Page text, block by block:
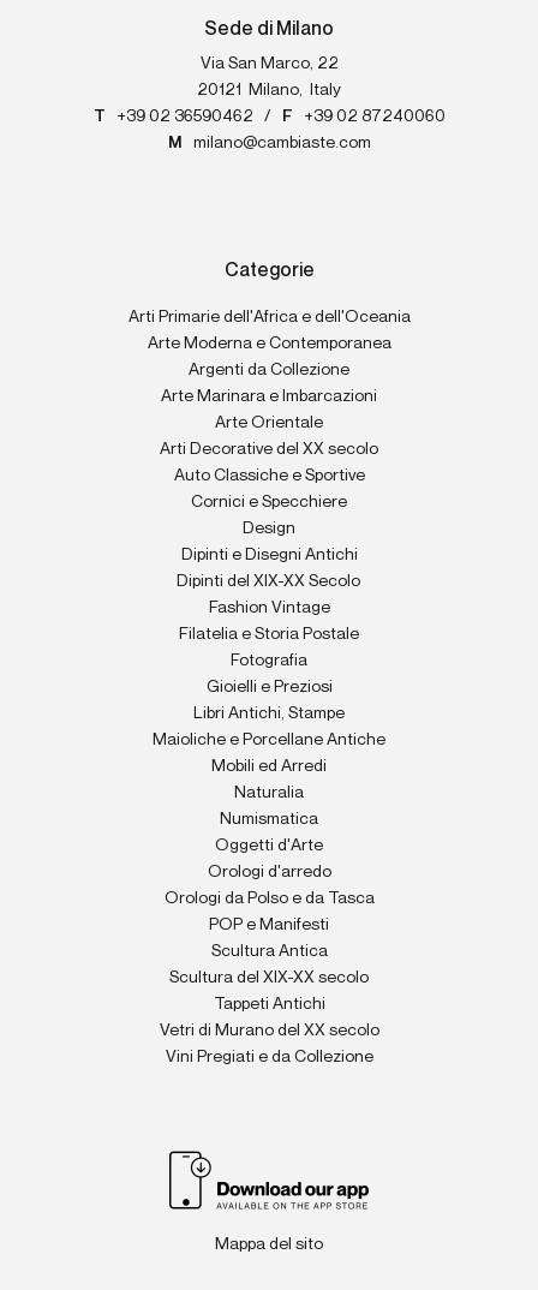
Sede di Milano
Via San Marco, 22
20121
Milano
Italy
T
+39 02 36590462 / F
+39 02 87240060
M
milano@cambiaste.com
Categorie
Arti Primarie dell'Africa e dell'Oceania
Arte Moderna e Contemporanea
Argenti da Collezione
Arte Marinara e Imbarcazioni
Arte Orientale
Arti Decorative del XX secolo
Auto Classiche e Sportive
Cornici e Specchiere
Design
Dipinti e Disegni Antichi
Dipinti del XIX-XX Secolo
Fashion Vintage
Filatelia e Storia Postale
Fotografia
Gioielli e Preziosi
Libri Antichi, Stampe
Maioliche e Porcellane Antiche
Mobili ed Arredi
Naturalia
Numismatica
Oggetti d'Arte
Orologi d'arredo
Orologi da Polso e da Tasca
POP e Manifesti
Scultura Antica
Scultura del XIX-XX secolo
Tappeti Antichi
Vetri di Murano del XX secolo
Vini Pregiati e da Collezione
Mappa del sito